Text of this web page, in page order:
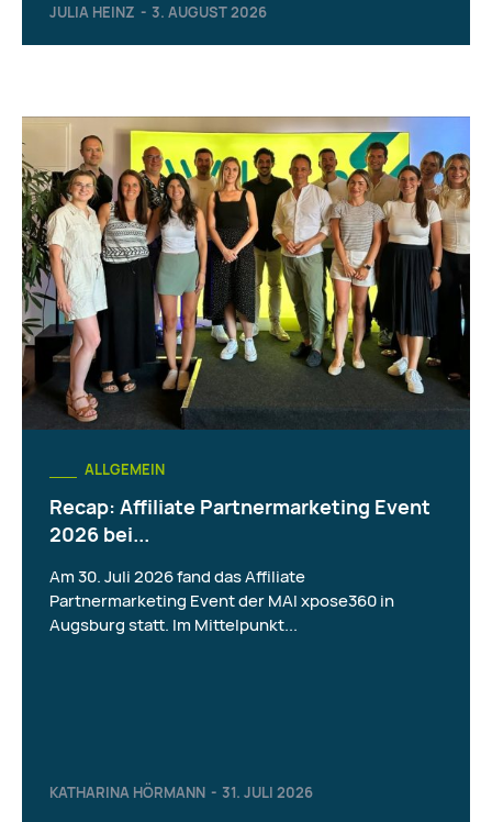
JULIA HEINZ - 3. AUGUST 2026
ALLGEMEIN
Recap: Affiliate Partnermarketing Event
2026 bei...
KATHARINA HÖRMANN - 31. JULI 2026
Am 30. Juli 2026 fand das Affiliate
Partnermarketing Event der MAI xpose360 in
Augsburg statt. Im Mittelpunkt...